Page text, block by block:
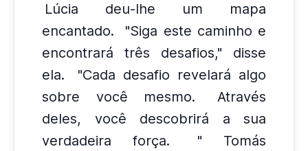
Lúcia deu-lhe um mapa
encantado.
"Siga este caminho e
encontrará três desafios," disse
ela.
"Cada desafio revelará algo
sobre você mesmo.
Através
deles, você descobrirá a sua
verdadeira força.
" Tomás